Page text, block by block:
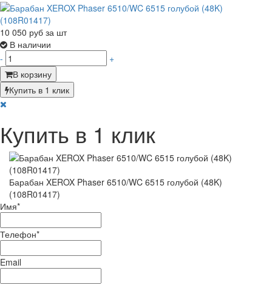
10 050 руб за шт
В наличии
-
+
В корзину
Купить в 1 клик
Купить в 1 клик
Барабан XEROX Phaser 6510/WC 6515 голубой (48K)
(108R01417)
Имя*
Телефон*
Email